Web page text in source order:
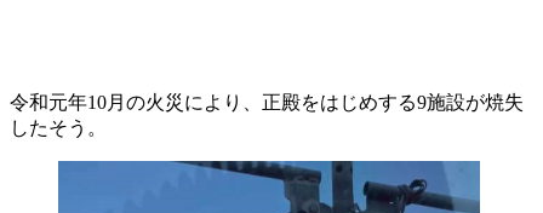
令和元年10月の火災により、正殿をはじめする9施設が焼失
したそう。